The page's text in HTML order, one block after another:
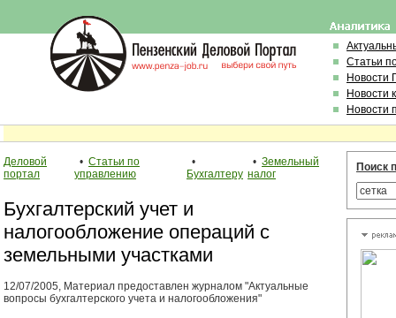
Статьи
Новости
Новости
Новости
Деловой
портал
• Статьи по
управлению
•
Бухгалтеру
• Земельный
налог
Бухгалтерский учет и
налогообложение операций с
земельными участками
12/07/2005, Материал предоставлен журналом "Актуальные
вопросы бухгалтерского учета и налогообложения"
Поиск